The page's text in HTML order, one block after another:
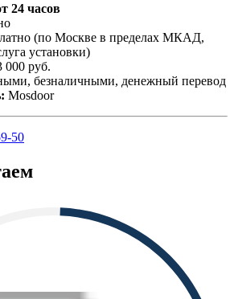
24 часов
(по Москве в пределах МКАД,
установки)
000 руб.
безналичными, денежный перевод
Mosdoor
50